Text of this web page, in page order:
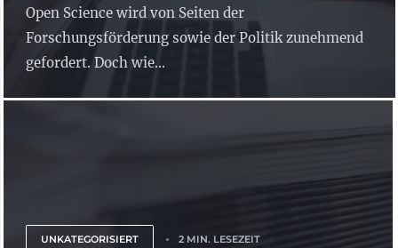
Open Science wird von Seiten der
Forschungsförderung sowie der Politik zunehmend
gefordert. Doch wie...
UNKATEGORISIERT 2 MIN. LESEZEIT